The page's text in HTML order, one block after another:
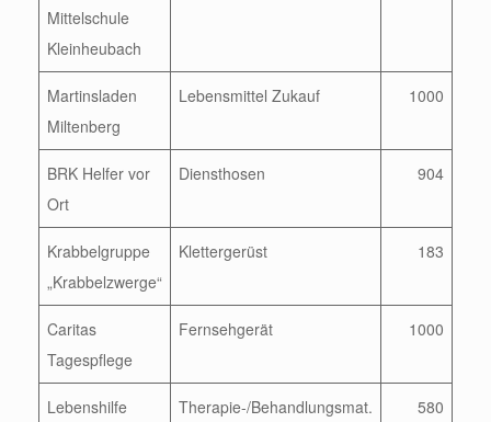
Mittelschule
Kleinheubach
Martinsladen
Miltenberg
Lebensmittel Zukauf 1000
BRK Helfer vor
Ort
Diensthosen 904
Krabbelgruppe
„Krabbelzwerge“
Klettergerüst 183
Caritas
Tagespflege
Fernsehgerät 1000
Lebenshilfe
Therapie-/Behandlungsmat. 580